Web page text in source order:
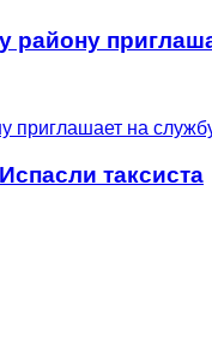
таксиста